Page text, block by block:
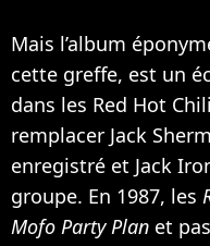
Mais l’album
cette greffe, est un
dans les Red Hot
remplacer Jack
enregistré et Jack
groupe. En 1987, les
Mofo Party Plan et